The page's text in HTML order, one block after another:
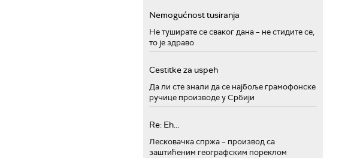
Nemogućnost tusiranja
Не туширате се сваког дана – не стидите се,
то је здраво
Cestitke za uspeh
Да ли сте знали да се најбоље грамофонске
ручице производе у Србији
Re: Eh...
Лесковачка спржа – производ са
заштићеним географским пореклом